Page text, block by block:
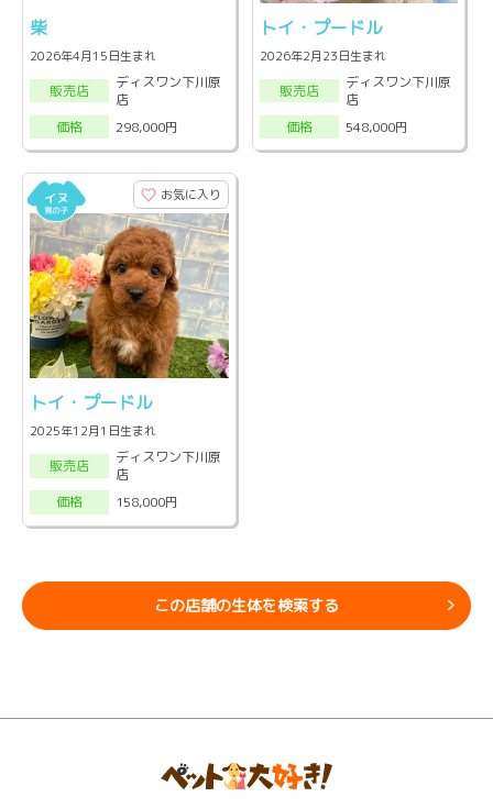
柴
2026年4月15日生まれ
販売店
ディスワン下川原
店
価格
298,000円
トイ・プードル
2026年2月23日生まれ
販売店
ディスワン下川原
店
価格
548,000円
お気に入り
トイ・プードル
2025年12月1日生まれ
販売店
ディスワン下川原
店
価格
158,000円
この店舗の生体を検索する